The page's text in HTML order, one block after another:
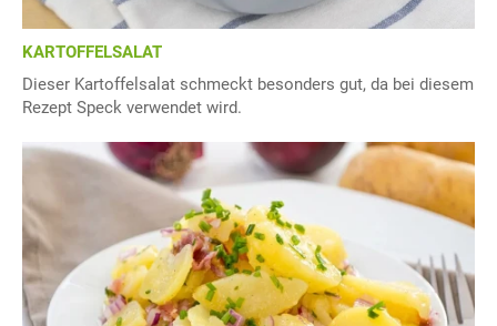
KARTOFFELSALAT
Dieser Kartoffelsalat schmeckt besonders gut, da bei diesem
Rezept Speck verwendet wird.